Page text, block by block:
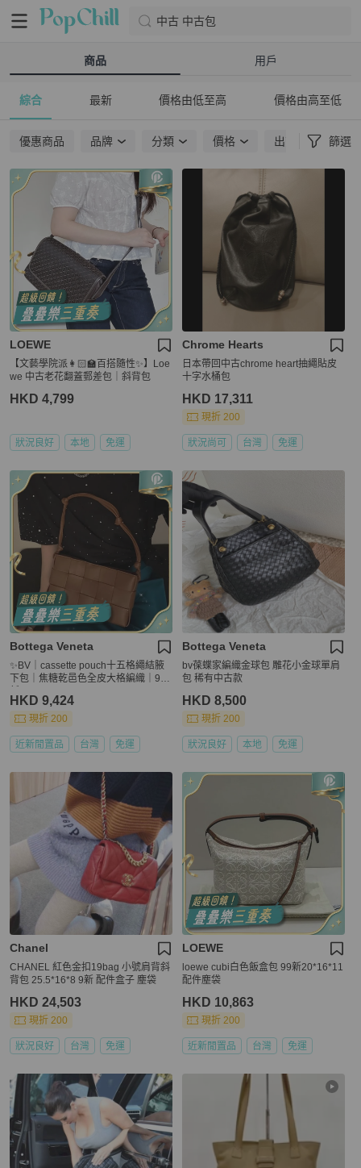
中古 中古包
商品 用戶
綜合 最新 價格由低至高 價格由高至低
優惠商品 品牌 分類 價格 出貨地點 篩選
LOEWE
【文藝學院派👩🏻‍🏫百搭隨性✨】Loe
we 中古老花翻蓋郵差包｜斜背包
HKD 4,799
狀況良好 本地 免運
Chrome Hearts
日本帶回中古chrome heart抽繩貼皮
十字水桶包
HKD 17,311
現折 200
狀況尚可 台灣 免運
Bottega Veneta
✨BV｜cassette pouch十五格繩結腋
下包｜焦糖乾邑色全皮大格編織｜98
HKD 9,424
現折 200
近新閒置品 台灣 免運
Bottega Veneta
bv葆蝶家編織金球包 雕花小金球單肩
包 稀有中古款
HKD 8,500
現折 200
狀況良好 本地 免運
Chanel
CHANEL 紅色金扣19bag 小號肩背斜
背包 25.5*16*8 9新 配件盒子 塵袋
HKD 24,503
現折 200
狀況良好 台灣 免運
LOEWE
loewe cubi白色飯盒包 99新20*16*11
配件塵袋
HKD 10,863
現折 200
近新閒置品 台灣 免運